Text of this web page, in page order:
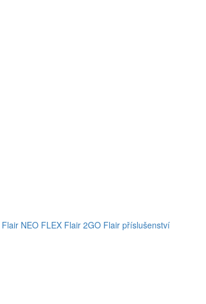
Flair NEO FLEX Flair 2GO Flair příslušenství